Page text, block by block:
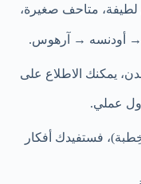
لطيفة، متاحف صغيرة،
→ أودنسه → آرهوس.
يمكنك الاطلاع على
عملي.
فستفيدك أفكار